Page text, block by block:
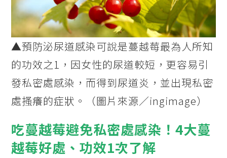
▲預防泌尿道感染可說是蔓越莓最為人所知
的功效之1，因女性的尿道較短，更容易引
發私密處感染，而得到尿道炎，並出現私密
處搔癢的症狀。（圖片來源／ingimage）
吃蔓越莓避免私密處感染！4大蔓
越莓好處、功效1次了解